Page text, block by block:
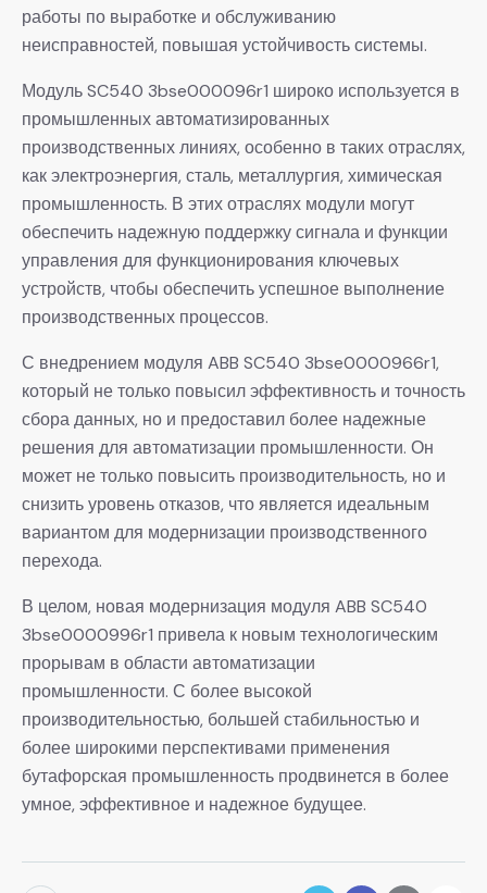
работы по выработке и обслуживанию
неисправностей, повышая устойчивость системы.
Модуль SC540 3bse000096r1 широко используется в
промышленных автоматизированных
производственных линиях, особенно в таких отраслях,
как электроэнергия, сталь, металлургия, химическая
промышленность. В этих отраслях модули могут
обеспечить надежную поддержку сигнала и функции
управления для функционирования ключевых
устройств, чтобы обеспечить успешное выполнение
производственных процессов.
С внедрением модуля ABB SC540 3bse0000966r1,
который не только повысил эффективность и точность
сбора данных, но и предоставил более надежные
решения для автоматизации промышленности. Он
может не только повысить производительность, но и
снизить уровень отказов, что является идеальным
вариантом для модернизации производственного
перехода.
В целом, новая модернизация модуля ABB SC540
3bse0000996r1 привела к новым технологическим
прорывам в области автоматизации
промышленности. С более высокой
производительностью, большей стабильностью и
более широкими перспективами применения
бутафорская промышленность продвинется в более
умное, эффективное и надежное будущее.